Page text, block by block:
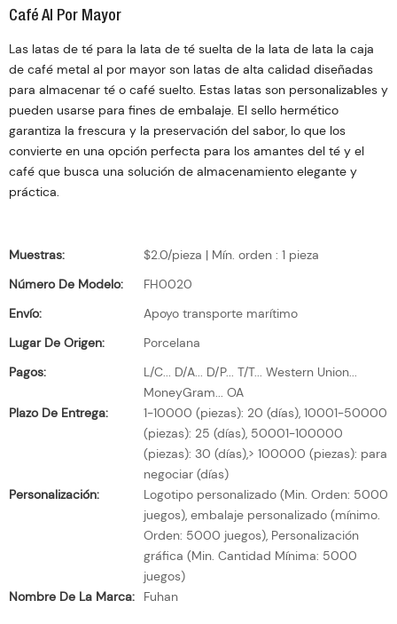
Café Al Por Mayor
Las latas de té para la lata de té suelta de la lata de lata la caja
de café metal al por mayor son latas de alta calidad diseñadas
para almacenar té o café suelto. Estas latas son personalizables y
pueden usarse para fines de embalaje. El sello hermético
garantiza la frescura y la preservación del sabor, lo que los
convierte en una opción perfecta para los amantes del té y el
café que busca una solución de almacenamiento elegante y
práctica.
Muestras:
$2.0/pieza | Mín. orden : 1 pieza
Número De Modelo:
FH0020
Envío:
Apoyo transporte marítimo
Lugar De Origen:
Porcelana
Pagos:
L/C... D/A... D/P... T/T... Western Union...
MoneyGram... OA
Plazo De Entrega:
1-10000 (piezas): 20 (días), 10001-50000
(piezas): 25 (días), 50001-100000
(piezas): 30 (días),> 100000 (piezas): para
negociar (días)
Personalización:
Logotipo personalizado (Min. Orden: 5000
juegos), embalaje personalizado (mínimo.
Orden: 5000 juegos), Personalización
gráfica (Min. Cantidad Mínima: 5000
juegos)
Nombre De La Marca:
Fuhan